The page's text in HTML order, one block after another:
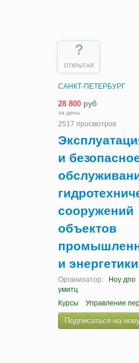
?
ОТКРЫТАЯ
САНКТ-ПЕТЕРБУРГ
28 800 руб
за день
2517 просмотров
и
сооружений
объектов
и энергетики
Организатор:
Ноу дпо
умитц
Курсы
Управление
Подписаться на